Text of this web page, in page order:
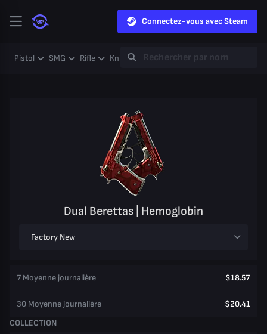
Connectez-vous avec Steam
Pistol SMG Rifle Knife Gloves Heavy Case
Dual Berettas | Hemoglobin
Factory New
7 Moyenne journalière $18.57
30 Moyenne journalière
$20.41
COLLECTION